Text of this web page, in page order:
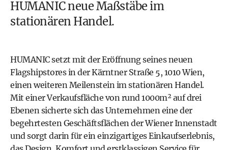
HUMANICneue Maßstäbe im
stationären Handel.
HUMANICsetzt mit der Eröffnung seines neuen
Flagshipstores in der Kärntner Straße 5, 1010 Wien,
einen weiteren Meilenstein im stationären Handel.
Mit einer Verkaufsfläche von rund 1000m² auf drei
Ebenen sicherte sich das Unternehmen eine der
begehrtesten Geschäftsflächen der Wiener Innenstadt
und sorgt darin für ein einzigartiges Einkaufserlebnis,